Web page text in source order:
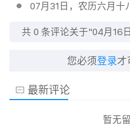
07月31日，农历六月十
共 0 条评论关于"04月16
您必须登录才
最新评论
暂无